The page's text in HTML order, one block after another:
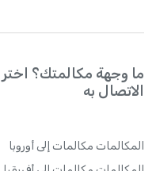
ما وجهة مكالمتك؟
الاتصال به
المكالمات مكالمات إلى أوروبا